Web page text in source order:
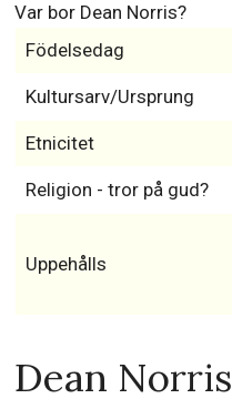
Var bor Dean Norris?
Födelsedag
Kultursarv/Ursprung
Etnicitet
Religion - tror på gud?
Uppehålls
Dean Norris